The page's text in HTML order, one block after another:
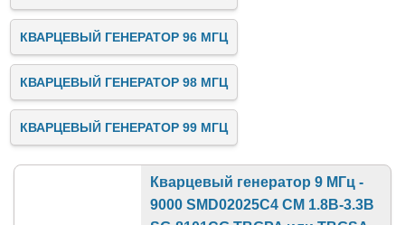
КВАРЦЕВЫЙ ГЕНЕРАТОР 96 МГЦ
КВАРЦЕВЫЙ ГЕНЕРАТОР 98 МГЦ
КВАРЦЕВЫЙ ГЕНЕРАТОР 99 МГЦ
Кварцевый генератор 9 МГц -
9000 SMD02025C4 CM 1.8В-3.3В